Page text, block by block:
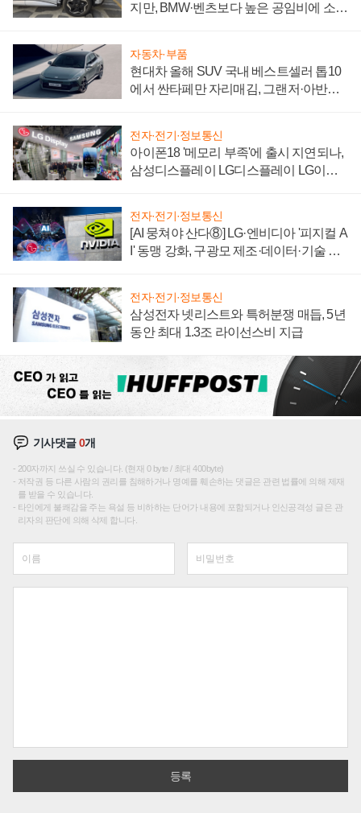
지만, BMW·벤츠보다 높은 공임비에 소비
자동차·부품
현대차 올해 SUV 국내 베스트셀러 톱10
에서 싼타페만 자리매김, 그랜저·아반떼
전자·전기·정보통신
아이폰18 '메모리 부족'에 출시 지연되나,
삼성디스플레이 LG디스플레이 LG이노
전자·전기·정보통신
[AI 뭉쳐야 산다⑧] LG·엔비디아 '피지컬 A
I' 동맹 강화, 구광모 제조·데이터·기술 결
전자·전기·정보통신
삼성전자 넷리스트와 특허분쟁 매듭, 5년
동안 최대 1.3조 라이선스비 지급
기사댓글0개
200자까지 쓰실 수 있습니다. (현재 0 byte / 최대 400byte)
저작권 등 다른 사람의 권리를 침해하거나 명예를 훼손하는 댓글은 관련 법률에 의해 제재
를 받을 수 있습니다.
타인에게 불쾌감을 주는 욕설 등 비하하는 단어가 내용에 포함되거나 인신공격성 글은 관
리자의 판단에 의해 삭제 합니다.